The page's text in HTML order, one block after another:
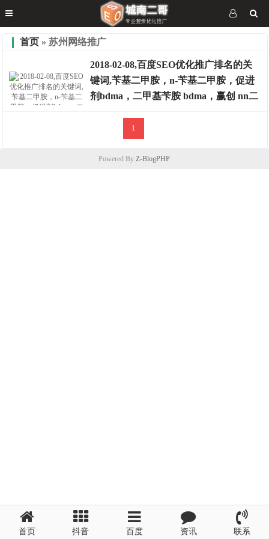
首页 » 苏州网络推广
2018-02-08,百度SEO优化推广排名的关
键词,苄基二甲胺，n-苄基二甲胺，促进
剂bdma，二甲基苄胺 bdma，赢创 nn二
1
Powered ByZ-BlogPHP
首页 抖音 百度 资讯 联系